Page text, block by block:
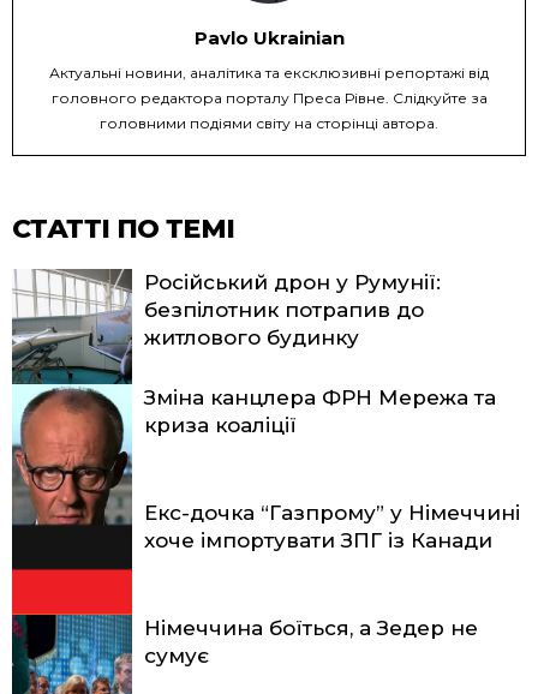
Pavlo Ukrainian
Актуальні новини, аналітика та ексклюзивні репортажі від
головного редактора порталу Преса Рівне. Слідкуйте за
головними подіями світу на сторінці автора.
СТАТТІ ПО ТЕМІ
Російський дрон у Румунії:
безпілотник потрапив до
житлового будинку
Зміна канцлера ФРН Мережа та
криза коаліції
Екс-дочка “Газпрому” у Німеччині
хоче імпортувати ЗПГ із Канади
Німеччина боїться, а Зедер не
сумує